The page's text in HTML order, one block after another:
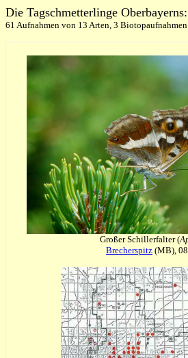
Die Tagschmetterlinge
61 Aufnahmen von 13 Arten, 3
Großer Schillerfalter (
Brecherspitz (MB),